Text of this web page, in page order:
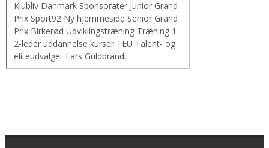
Klubliv Danmark Sponsorater Junior Grand
Prix Sport92 Ny hjemmeside Senior Grand
Prix Birkerød Udviklingstræning Træning 1-
2-leder uddannelse kurser TEU Talent- og
eliteudvalget Lars Guldbrandt